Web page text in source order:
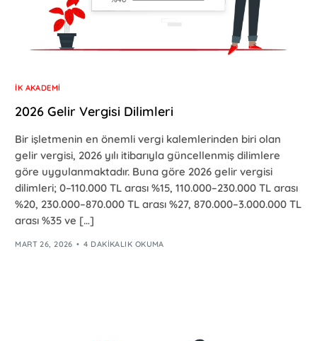
İK AKADEMI
2026 Gelir Vergisi Dilimleri
Bir işletmenin en önemli vergi kalemlerinden biri olan
gelir vergisi, 2026 yılı itibarıyla güncellenmiş dilimlere
göre uygulanmaktadır. Buna göre 2026 gelir vergisi
dilimleri; 0–110.000 TL arası %15, 110.000–230.000 TL arası
%20, 230.000–870.000 TL arası %27, 870.000–3.000.000 TL
arası %35 ve […]
MART 26, 2026 4 DAKIKALIK OKUMA